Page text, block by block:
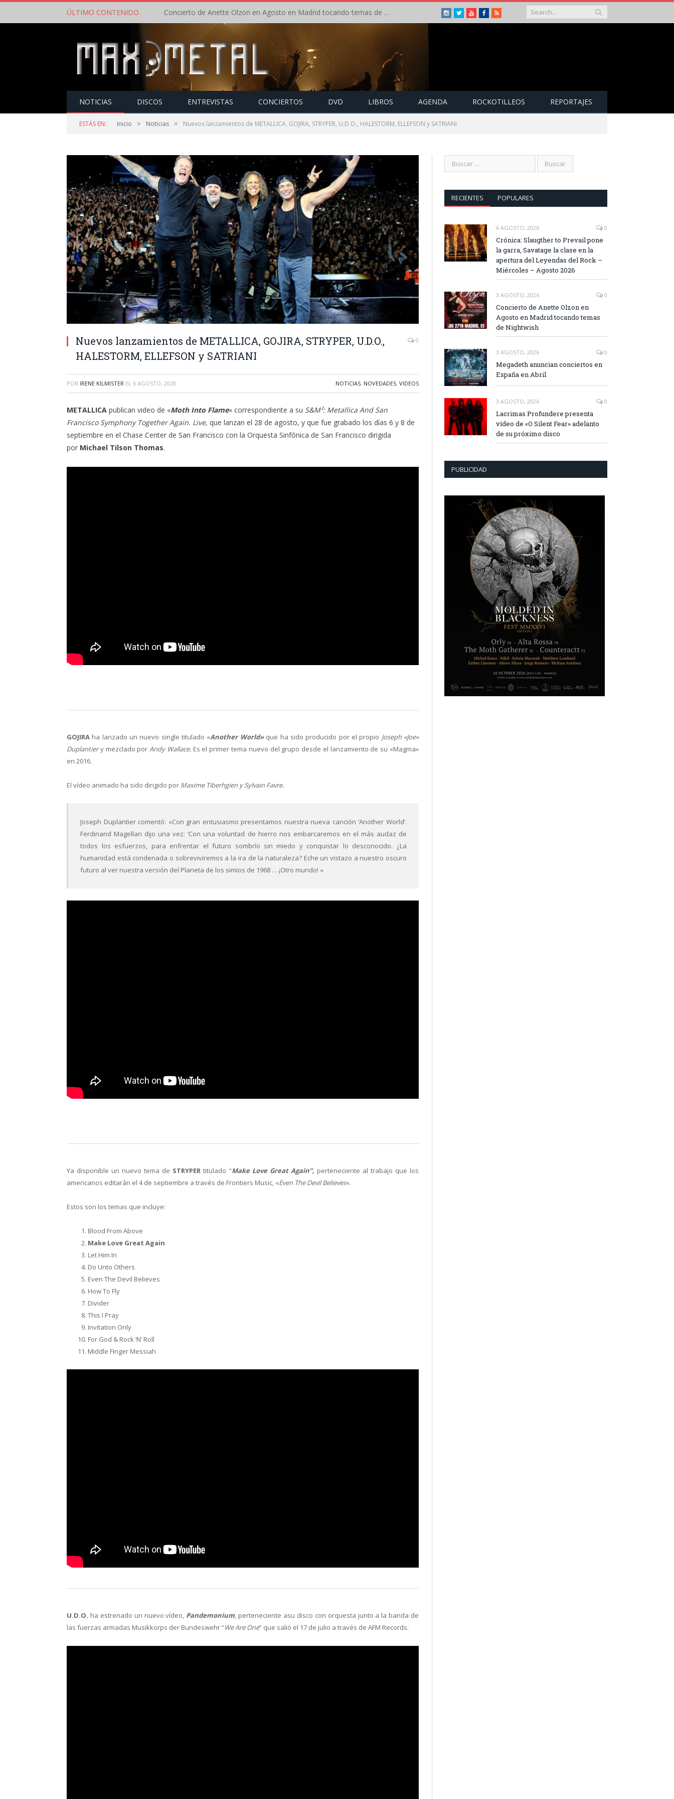
ÚLTIMO CONTENIDO Concierto de Anette Olzon en Agosto en Madrid tocando temas de Nightwish Instagram
TwitterYoutubeFacebook
RSS
NOTICIAS DISCOS ENTREVISTAS CONCIERTOS DVD LIBROS AGENDA ROCKOTILLEOS REPORTAJES
ESTÁS EN: Inicio » Noticias » Nuevos lanzamientos de METALLICA, GOJIRA, STRYPER, U.D.O., HALESTORM, ELLEFSON y SATRIANI
Nuevos lanzamientos de METALLICA, GOJIRA, STRYPER, U.D.O.,
HALESTORM, ELLEFSON y SATRIANI
0
POR IRENE KILMISTER EL 6 AGOSTO, 2020 NOTICIAS, NOVEDADES, VIDEOS
METALLICA publican video de «Moth Into Flame» correspondiente a su S&M²: Metallica And San
Francisco Symphony Together Again. Live, que lanzan el 28 de agosto, y que fue grabado los días 6 y 8 de
septiembre en el Chase Center de San Francisco con la Orquesta Sinfónica de San Francisco dirigida
por Michael Tilson Thomas.
GOJIRA ha lanzado un nuevo single titulado «Another World» que ha sido producido por el propio Joseph «Joe»
Duplantiery mezclado porAndy Wallace. Es el primer tema nuevo del grupo desde el lanzamiento de su «Magma»
en 2016.
El vídeo animado ha sido dirigido por Maxime Tiberhgien y Sylvain Favre.
Joseph Duplantier comentó: «Con gran entusiasmo presentamos nuestra nueva canción ‘Another World’.
Ferdinand Magellan dijo una vez: ‘Con una voluntad de hierro nos embarcaremos en el más audaz de
todos los esfuerzos, para enfrentar el futuro sombrío sin miedo y conquistar lo desconocido. ¿La
humanidad está condenada o sobreviviremos a la ira de la naturaleza? Eche un vistazo a nuestro oscuro
futuro al ver nuestra versión del Planeta de los simios de 1968 … ¡Otro mundo! «
Ya disponible un nuevo tema de STRYPER titulado “Make Love Great Again”, perteneciente al trabajo que los
americanos editarán el 4 de septiembre a través de Frontiers Music, «Even The Devil Believes«.
Estos son los temas que incluye:
Blood From Above
Make Love Great Again
Let Him In
Do Unto Others
Even The Devil Believes
How To Fly
Divider
This I Pray
Invitation Only
For God & Rock ‘N’ Roll
Middle Finger Messiah
U.D.O. ha estrenado un nuevo vídeo, Pandemonium, perteneciente asu disco con orquesta junto a la banda de
las fuerzas armadas Musikkorps der Bundeswehr “We Are One” que salió el 17 de julio a través de AFM Records.
RECIENTES POPULARES
6 AGOSTO, 2026 0
Crónica: Slaugther to Prevail pone
la garra, Savatage la clase en la
apertura del Leyendas del Rock –
Miércoles – Agosto 2026
3 AGOSTO, 2026 0
Concierto de Anette Olzon en
Agosto en Madrid tocando temas
de Nightwish
3 AGOSTO, 2026 0
Megadeth anuncian conciertos en
España en Abril
3 AGOSTO, 2026 0
Lacrimas Profundere presenta
vídeo de «O Silent Fear» adelanto
de su próximo disco
PUBLICIDAD